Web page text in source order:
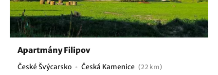
Apartmány Filipov
České Švýcarsko Česká Kamenice (22 km)